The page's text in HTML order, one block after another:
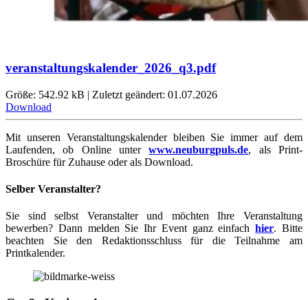
veranstaltungskalender_2026_q3.pdf
Größe: 542.92 kB | Zuletzt geändert: 01.07.2026
Download
Mit unseren Veranstaltungskalender bleiben Sie immer auf dem
Laufenden, ob Online unterwww.neuburgpuls.de,
als Print-
Broschüre für Zuhause oder als Download.
Selber Veranstalter?
Sie sind selbst Veranstalter und möchten Ihre Veranstaltung
bewerben? Dann melden Sie Ihr Event ganz einfachhier. Bitte
beachten Sie den Redaktionsschluss für die Teilnahme am
Printkalender.